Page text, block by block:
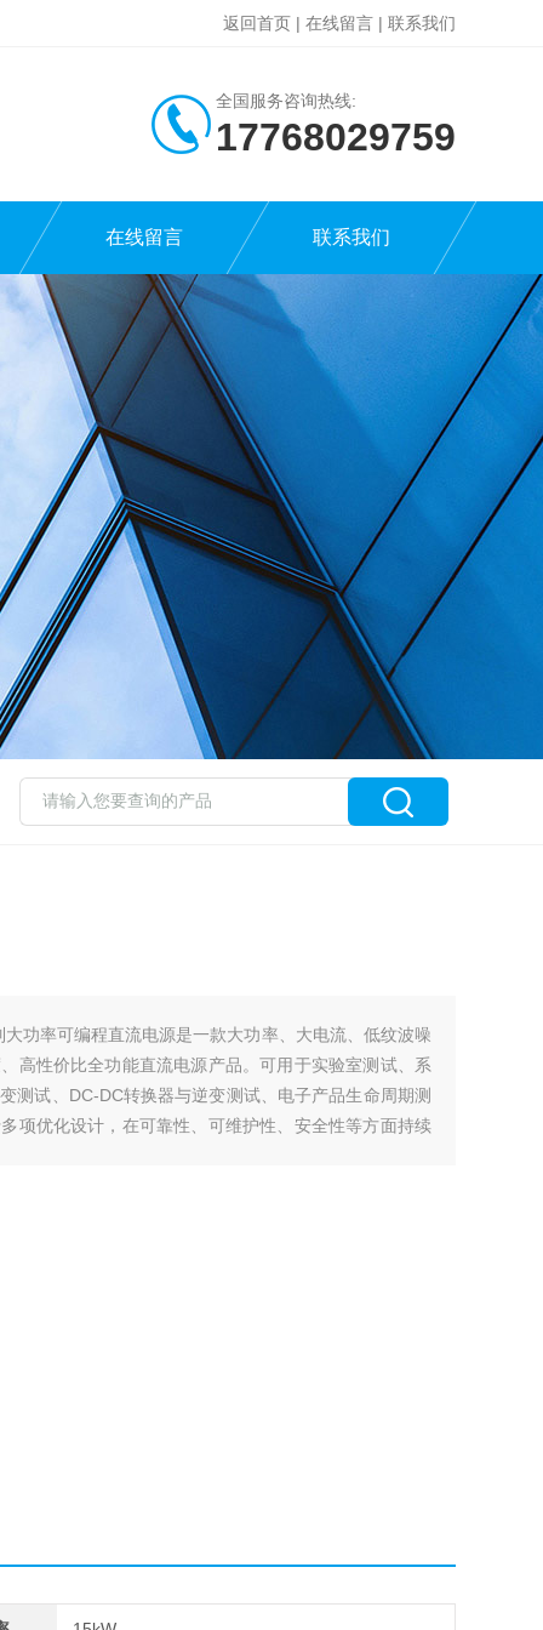
返回首页 | 在线留言 | 联系我们
全国服务咨询热线:
17768029759
在线留言 联系我们
功率可编程直流电源是一款大功率、大电流、低纹波噪
高性价比全功能直流电源产品。可用于实验室测试、系
测试、DC-DC转换器与逆变测试、电子产品生命周期测
项优化设计，在可靠性、可维护性、安全性等方面持续